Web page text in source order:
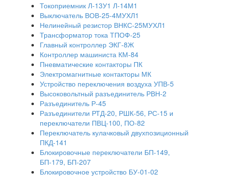
Токоприемник Л-13У1 Л-14М1
Выключатель ВОВ-25-4МУХЛ1
Нелинейный резистор ВНКС-25МУХЛ1
Трансформатор тока ТПОФ-25
Главный контроллер ЭКГ-8Ж
Контроллер машиниста КМ-84
Пневматические контакторы ПК
Электромагнитные контакторы МК
Устройство переключения воздуха УПВ-5
Высоковольтный разъединитель РВН-2
Разъединитель Р-45
Разъединители РТД-20, РШК-56, РС-15 и
переключатели ПВЦ-100, ПО-82
Переключатель кулачковый двухпозиционный
ПКД-141
Блокировочные переключатели БП-149,
БП-179, БП-207
Блокировочное устройство БУ-01-02